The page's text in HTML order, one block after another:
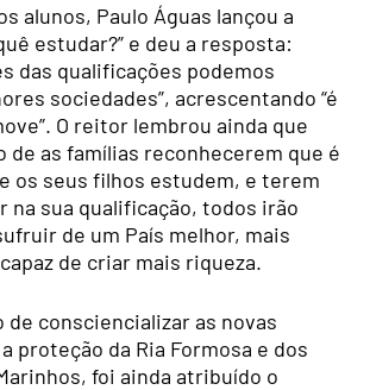
alunos, Paulo Águas lançou a
estudar?” e deu a resposta:
das qualificações podemos
sociedades”, acrescentando “é
O reitor lembrou ainda que
de as famílias reconhecerem que é
os seus filhos estudem, e terem
na sua qualificação, todos irão
de um País melhor, mais
de criar mais riqueza.
de consciencializar as novas
proteção da Ria Formosa e dos
foi ainda atribuído o